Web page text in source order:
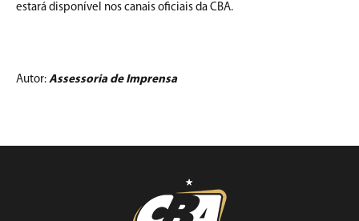
estará disponível nos canais oficiais da CBA.
Autor: Assessoria de Imprensa